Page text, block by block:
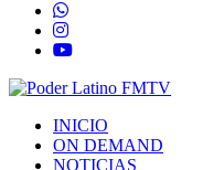
INICIO
ON DEMAND
NOTICIAS